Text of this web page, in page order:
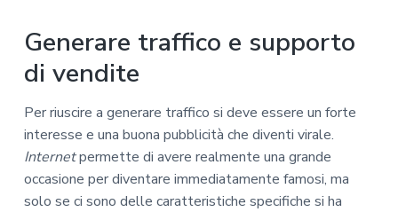
Generare traffico e supporto
di vendite
Per riuscire a generare traffico si deve essere un forte
interesse e una buona pubblicità che diventi virale.
Internetpermette di avere realmente una grande
occasione per diventare immediatamente famosi, ma
solo se ci sono delle caratteristiche specifiche si ha